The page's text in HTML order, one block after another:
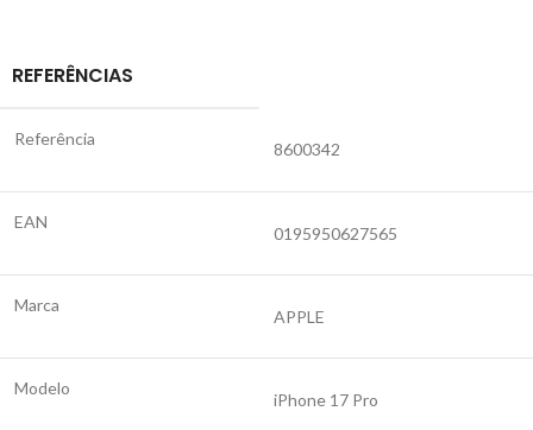
REFERÊNCIAS
Referência
8600342
EAN
0195950627565
Marca
APPLE
Modelo
iPhone 17 Pro